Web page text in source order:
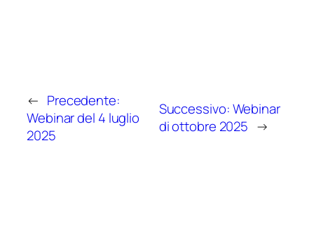
← Precedente:
Webinar del 4 luglio
2025
Successivo:Webinar
di ottobre 2025 →